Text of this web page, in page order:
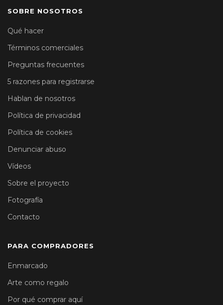
SOBRE NOSOTROS
Qué hacer
Términos comerciales
Preguntas frecuentes
5 razones para registrarse
Hablan de nosotros
Política de privacidad
Política de cookies
Denunciar abuso
Vídeos
Sobre el proyecto
Fotografía
Contacto
PARA COMPRADORES
Enmarcado
Arte como regalo
Por qué comprar aquí